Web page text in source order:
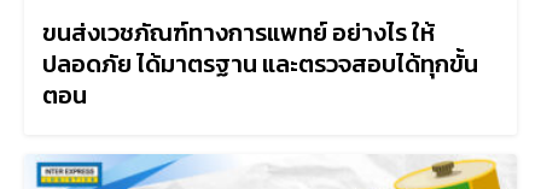
ขนส่งเวชภัณฑ์ทางการแพทย์ อย่างไร ให้
ปลอดภัย ได้มาตรฐาน และตรวจสอบได้ทุกขั้น
ตอน